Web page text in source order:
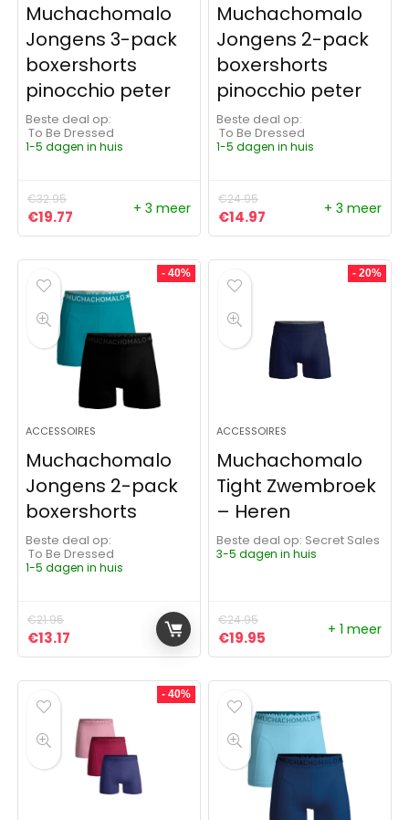
Muchachomalo
Jongens 3-pack
boxershorts
pinocchio peter
Beste deal op:
To Be Dressed
1-5 dagen in huis
€32.95
Oorspronkelijke prijs was: €32.95.
€19.77 Huidige prijs is: €19.77.
+ 3 meer
Muchachomalo
Jongens 2-pack
boxershorts
pinocchio peter
Beste deal op:
To Be Dressed
1-5 dagen in huis
€24.95
Oorspronkelijke prijs
€14.97 Huidige prijs is:
+ 3 meer
- 40%
ACCESSOIRES
Muchachomalo
Jongens 2-pack
boxershorts
Beste deal op:
To Be Dressed
1-5 dagen in huis
€21.95
Oorspronkelijke prijs was: €21.95.
€13.17 Huidige prijs is: €13.17.
- 20%
ACCESSOIRES
Muchachomalo
Tight Zwembroek
– Heren
Beste deal op:
Secret Sales
3-5 dagen in huis
€24.95
Oorspronkelijke prijs
€19.95 Huidige prijs is:
+ 1 meer
- 40%